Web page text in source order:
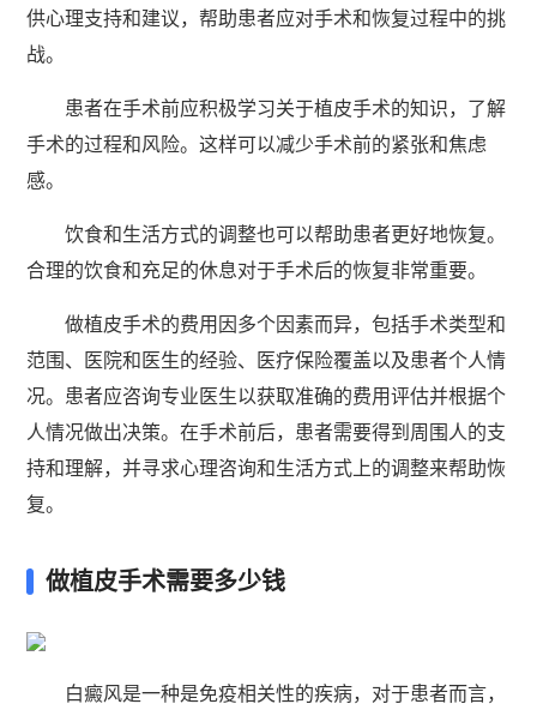
供心理支持和建议，帮助患者应对手术和恢复过程中的挑
战。
患者在手术前应积极学习关于植皮手术的知识，了解
手术的过程和风险。这样可以减少手术前的紧张和焦虑
感。
饮食和生活方式的调整也可以帮助患者更好地恢复。
合理的饮食和充足的休息对于手术后的恢复非常重要。
做植皮手术的费用因多个因素而异，包括手术类型和
范围、医院和医生的经验、医疗保险覆盖以及患者个人情
况。患者应咨询专业医生以获取准确的费用评估并根据个
人情况做出决策。在手术前后，患者需要得到周围人的支
持和理解，并寻求心理咨询和生活方式上的调整来帮助恢
复。
做植皮手术需要多少钱
白癜风是一种是免疫相关性的疾病，对于患者而言，